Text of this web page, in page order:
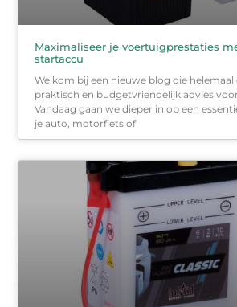
Maximaliseer je voertuigprestaties
startaccu
Welkom bij een nieuwe blog die
praktisch en budgetvriendelijk advies
Vandaag gaan we dieper in op een
je auto, motorfiets of